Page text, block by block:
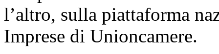
l’altro, sulla piattaforma
Imprese di Unioncamere.